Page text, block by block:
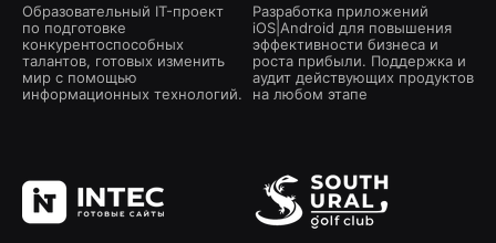
Образовательный IT-проект
по подготовке
конкурентоспособных
талантов, готовых изменить
мир с помощью
информационных технологий.
Разработка приложений
iOS|Android для повышения
эффективности бизнеса и
роста прибыли. Поддержка и
аудит действующих продуктов
на любом этапе